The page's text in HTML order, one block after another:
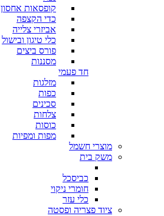
קופסאות אחסון
כדי הקצפה
אביזרי צלייה
כלי טיגון ובישול
פורס ביצים
מסננות
חד פעמי
מזלגות
כפות
סכינים
צלחות
כוסות
מפות ומפיות
מוצרי חשמל
משק בית
כביסכל
חומרי ניקוי
כלי עזר
ציוד פצריה ופסטה